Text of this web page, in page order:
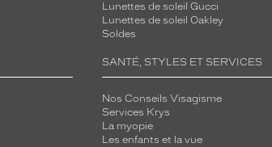
Lunettes de soleil Gucci
Lunettes de soleil Oakley
Soldes
SANTÉ, STYLES ET SERVICES
Nos Conseils Visagisme
Services Krys
La myopie
Les enfants et la vue